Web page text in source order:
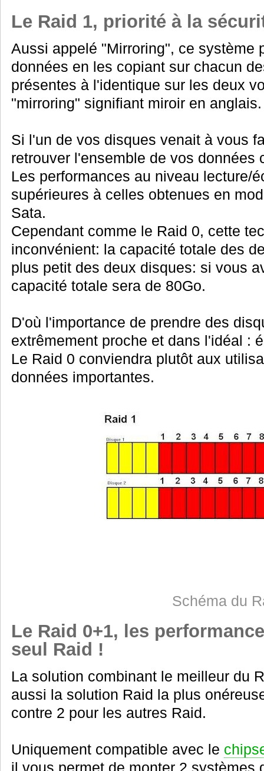
Le Raid 1, priorité à la
Aussi appelé "Mirroring", ce système
données en les copiant sur chacun
présentes à l'identique sur les deux
"mirroring" signifiant miroir en anglais.
Si l'un de vos disques venait à vous
retrouver l'ensemble de vos données
Les performances au niveau lecture/
supérieures à celles obtenues en
Sata.
Cependant comme le Raid 0, cette
inconvénient: la capacité totale des
plus petit des deux disques: si vous
capacité totale sera de 80Go.
D'où l'importance de prendre des
extrêmement proche et dans l'idéal :
Le Raid 0 conviendra plutôt aux
données importantes.
Schéma du
Le Raid 0+1, les
seul Raid !
La solution combinant le meilleur du
aussi la solution Raid la plus
contre 2 pour les autres Raid.
Uniquement compatible avec le
il vous permet de monter 2 systèmes